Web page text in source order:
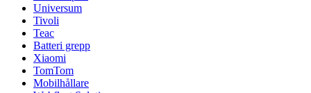
Universum
Tivoli
Teac
Batteri grepp
Xiaomi
TomTom
Mobilhållare